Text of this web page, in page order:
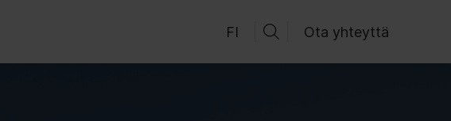
FI Ota yhteyttä